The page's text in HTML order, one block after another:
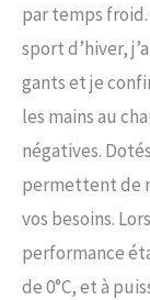
par temps
sport d’hiver,
gants et je
les mains au
négatives.
permettent de
vos besoins.
performance
de 0°C, et à